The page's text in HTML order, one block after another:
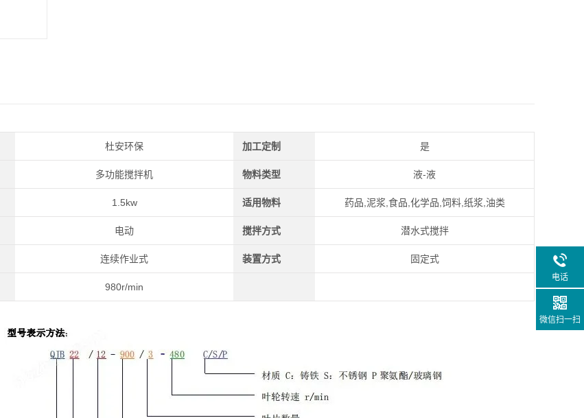
杜安环保 加工定制 是
多功能搅拌机 物料类型 液-液
1.5kw 适用物料 药品,泥浆,食品,化学品,饲料,纸浆,油类
电动 搅拌方式 潜水式搅拌
连续作业式 装置方式 固定式
980r/min
电话
微信扫一扫